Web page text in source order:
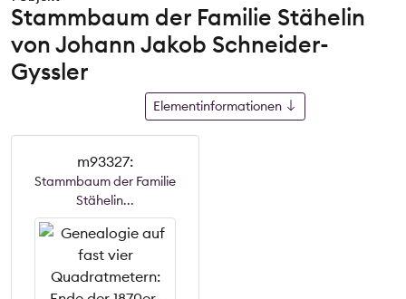
Stammbaum der Familie Stähelin
von Johann Jakob Schneider-
Gyssler
Elementinformationen
m93327:
Stammbaum der Familie
Stähelin...